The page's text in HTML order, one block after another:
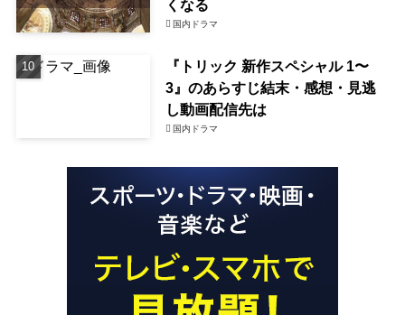
くなる
国内ドラマ
『トリック 新作スペシャル 1〜
3』のあらすじ結末・感想・見逃
し動画配信先は
国内ドラマ